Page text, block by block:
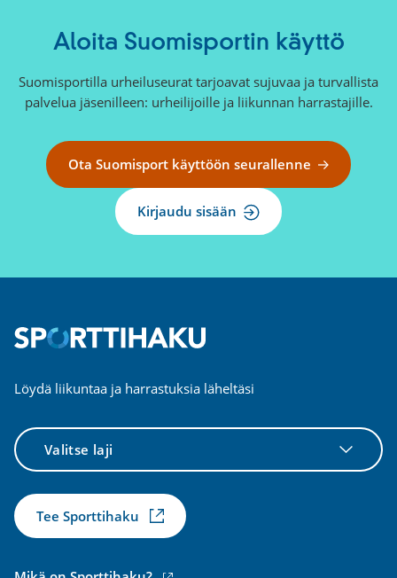
Aloita Suomisportin käyttö
Suomisportilla urheiluseurat tarjoavat sujuvaa ja turvallista
palvelua jäsenilleen: urheilijoille ja liikunnan harrastajille.
Ota Suomisport käyttöön seurallenne
Kirjaudu sisään
Löydä liikuntaa ja harrastuksia läheltäsi
Valitse
laji
Tee Sporttihaku